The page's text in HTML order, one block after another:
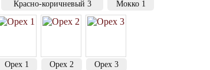
Красно-коричневый 3 Мокко 1
Орех 1 Орех 2 Орех 3